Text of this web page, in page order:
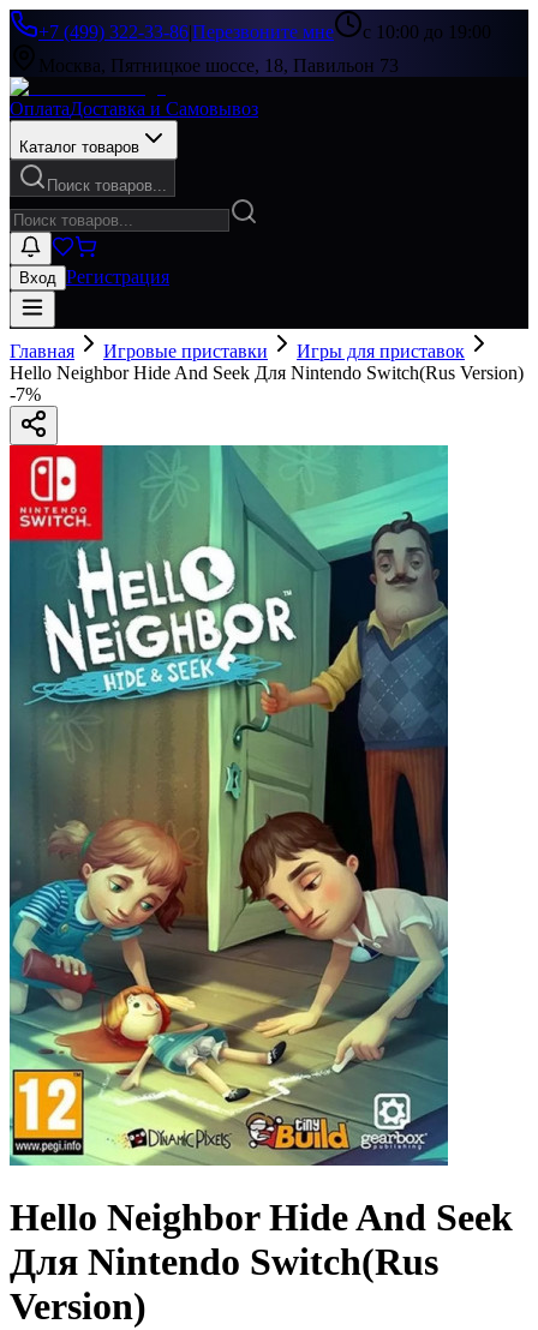
+7 (499) 322-33-86|Перезвоните мне
с 10:00 до 19:00
Москва, Пятницкое шоссе, 18, Павильон 73
ОплатаДоставка и Самовывоз
Каталог товаров
Поиск товаров...
Вход Регистрация
Главная Игровые приставки
Игры для приставок
Hello Neighbor Hide And Seek Для Nintendo Switch(Rus Version)
-7%
Hello Neighbor Hide And Seek
Для Nintendo Switch(Rus
Version)